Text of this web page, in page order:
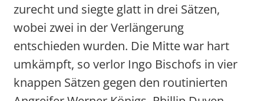
zurecht und siegte glatt in drei Sätzen,
wobei zwei in der Verlängerung
entschieden wurden. Die Mitte war hart
umkämpft, so verlor Ingo Bischofs in vier
knappen Sätzen gegen den routinierten